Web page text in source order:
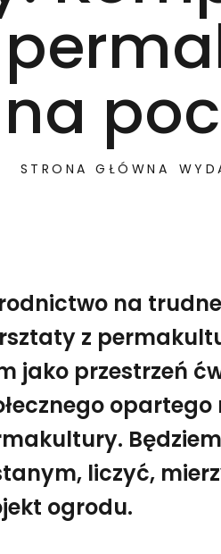
na
STRONA GŁÓWNA
z permakultury.
na trudne
na
z
jako przestrzeń
liczyć,
ogrodu.